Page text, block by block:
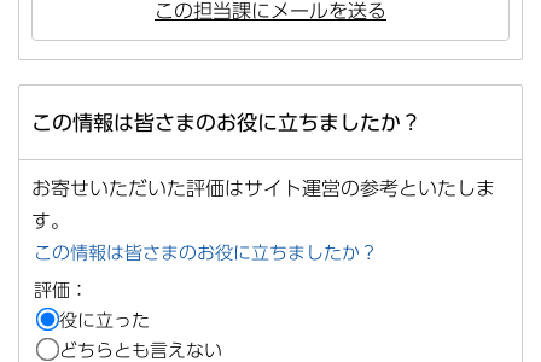
この担当課にメールを送る
この情報は皆さまのお役に立ちましたか？
お寄せいただいた評価はサイト運営の参考といたしま
す。
この情報は皆さまのお役に立ちましたか？
評価：
役に立った
どちらとも言えない